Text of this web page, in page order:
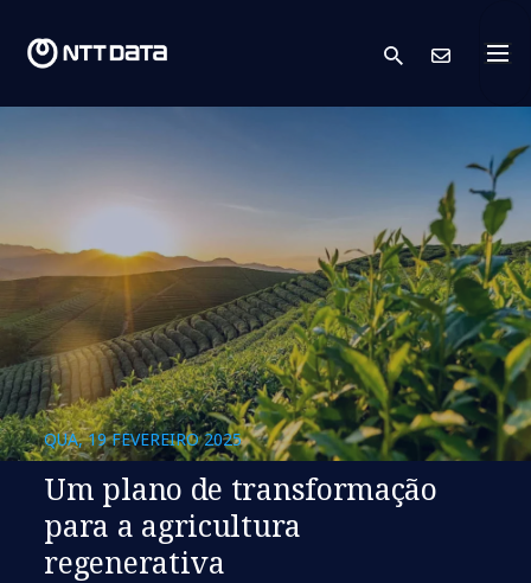
search
QUA, 19 FEVEREIRO 2025
Um plano de transformação
para a agricultura
regenerativa